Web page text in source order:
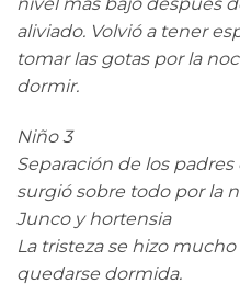
aliviado. Volvió a tener
tomar las gotas por la
dormir.
Niño 3
Separación de los
surgió sobre todo por la
Junco y hortensia
La tristeza se hizo
quedarse dormida.